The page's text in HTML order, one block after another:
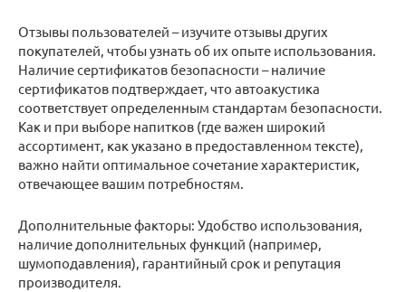
Отзывы пользователей – изучите отзывы других
покупателей, чтобы узнать об их опыте использования.
Наличие сертификатов безопасности – наличие
сертификатов подтверждает, что автоакустика
соответствует определенным стандартам безопасности.
Как и при выборе напитков (где важен широкий
ассортимент, как указано в предоставленном тексте),
важно найти оптимальное сочетание характеристик,
отвечающее вашим потребностям.
Дополнительные факторы: Удобство использования,
наличие дополнительных функций (например,
шумоподавления), гарантийный срок и репутация
производителя.